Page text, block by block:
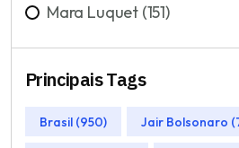
Mara Luquet (151)
Principais Tags
Brasil (950) Jair Bolsonaro